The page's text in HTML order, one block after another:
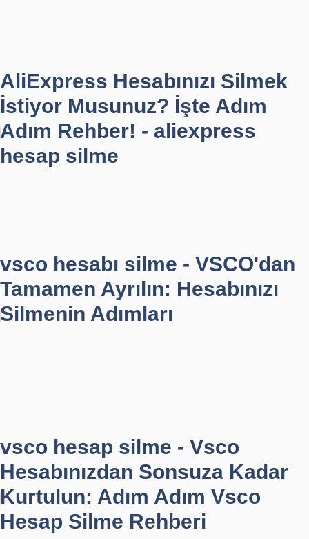
AliExpress Hesabınızı Silmek
İstiyor Musunuz? İşte Adım
Adım Rehber! - aliexpress
hesap silme
vsco hesabı silme - VSCO'dan
Tamamen Ayrılın: Hesabınızı
Silmenin Adımları
vsco hesap silme - Vsco
Hesabınızdan Sonsuza Kadar
Kurtulun: Adım Adım Vsco
Hesap Silme Rehberi